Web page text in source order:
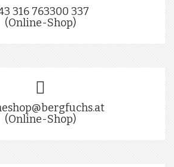
316 763300 337
(Online-Shop)
(Online-Shop)